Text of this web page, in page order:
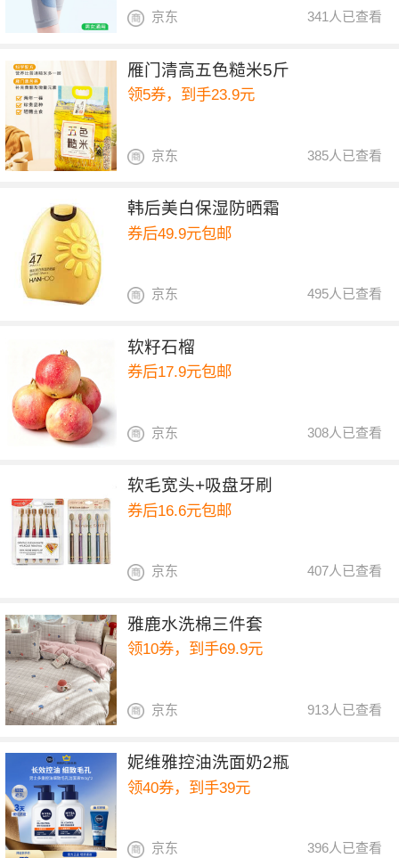
341人已查看
京东
雁门清高五色糙米5斤
领5券，到手23.9元
385人已查看
京东
韩后美白保湿防晒霜
券后49.9元包邮
495人已查看
京东
软籽石榴
券后17.9元包邮
308人已查看
京东
软毛宽头+吸盘牙刷
券后16.6元包邮
407人已查看
京东
雅鹿水洗棉三件套
领10券，到手69.9元
913人已查看
京东
妮维雅控油洗面奶2瓶
领40券，到手39元
396人已查看
京东